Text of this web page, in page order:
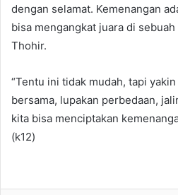
dengan selamat. Kemenangan
bisa mengangkat juara di
Thohir.
“Tentu ini tidak mudah, tapi
bersama, lupakan perbedaan,
kita bisa menciptakan
(k12)